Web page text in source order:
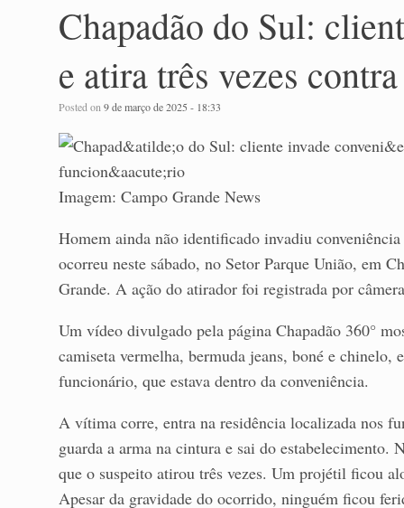
Chapadão do Sul:
e atira três vezes
Posted on9 de março de 2025 - 18:33
Imagem: Campo Grande News
Homem ainda não identificado invadiu
ocorreu neste sábado, no Setor Parque União, em
Grande. A ação do atirador foi registrada por
Um vídeo divulgado pela página Chapadão 360°
camiseta vermelha, bermuda jeans, boné e
funcionário, que estava dentro da conveniência.
A vítima corre, entra na residência localizada nos
guarda a arma na cintura e sai do estabelecimento.
que o suspeito atirou três vezes. Um projétil ficou
Apesar da gravidade do ocorrido, ninguém ficou